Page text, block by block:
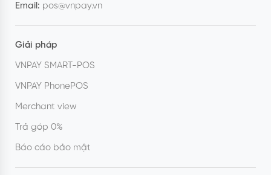
Email: pos@vnpay.vn
Giải pháp
VNPAY SMART-POS
VNPAY PhonePOS
Merchant view
Trả góp 0%
Báo cáo bảo mật